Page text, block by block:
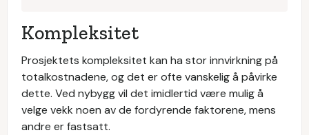
Kompleksitet
Prosjektets kompleksitet kan ha stor innvirkning på
totalkostnadene, og det er ofte vanskelig å påvirke
dette. Ved nybygg vil det imidlertid være mulig å
velge vekk noen av de fordyrende faktorene, mens
andre er fastsatt.